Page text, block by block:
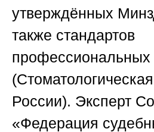
утверждённых
также стандартов
профессиональных
России). Эксперт
«Федерация